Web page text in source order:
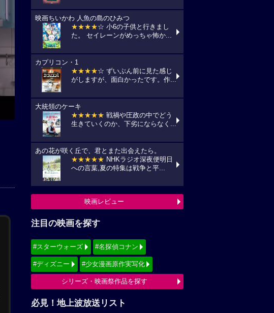
映画ちいかわ 人魚の島のひみつ
★★★★☆ 小6の子供と行きまし
た。 セイレーンがめっちゃ怖か...
カプリコン・1
★★★★☆ ずいぶん前に見た感じ
がしますが、面白かったです。作...
大統領のケーキ
★★★★★ 戦禍や圧政の中でどう
生きていくのか、下劣にならなく...
あの花が咲く丘で、君とまた出会えたら。
★★★★★ NHKラジオ深夜便明日
への言葉,夏の特集は戦争と平...
映画レビュー
注目の映画を探す
#スターウォーズ #名探偵コナン
#ディズニー #少女漫画原作実写化
シリーズ・映画祭作品を探す
必見！地上波放送リスト